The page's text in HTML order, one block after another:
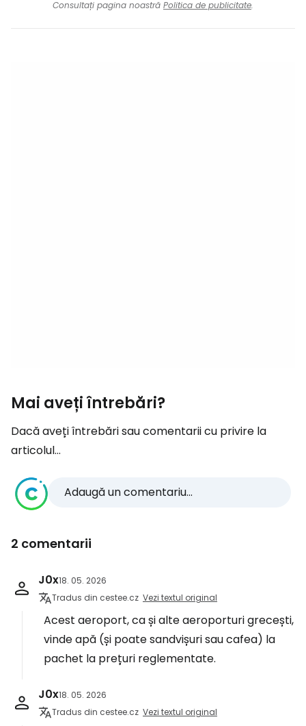
Consultați pagina noastră Politica de publicitate.
Mai aveți întrebări?
Dacă aveți întrebări sau comentarii cu privire la
articolul...
Adaugă un comentariu...
2 comentarii
J0x18. 05. 2026
Tradus din cestee.cz Vezi textul original
Acest aeroport, ca și alte aeroporturi grecești,
vinde apă (și poate sandvișuri sau cafea) la
pachet la prețuri reglementate.
J0x18. 05. 2026
Tradus din cestee.cz Vezi textul original